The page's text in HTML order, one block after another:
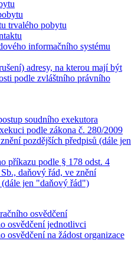
trvalého pobytu
informačního systému
adresy, na kterou mají být
podle zvláštního právního
soudního exekutora
podle zákona č. 280/2009
pozdějších předpisů (dále jen
příkazu podle § 178 odst. 4
daňový řád, ve znění
jen "daňový řád")
osvědčení
osvědčení jednotlivci
osvědčení na žádost organizace